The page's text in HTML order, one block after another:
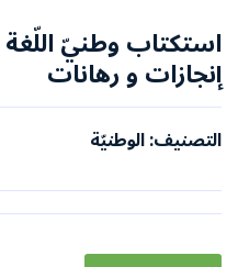
استكتاب وطنيّ اللّغة
إنجازات و رهانات
التصنيف: الوطنيّة